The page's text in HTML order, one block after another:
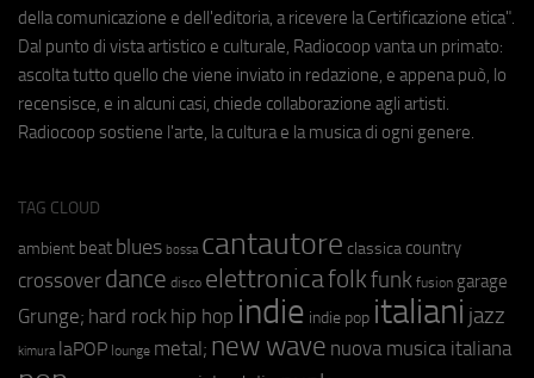
della comunicazione e dell'editoria, a ricevere la Certificazione etica".
Dal punto di vista artistico e culturale, Radiocoop vanta un primato:
ascolta tutto quello che viene inviato in redazione, e appena può, lo
recensisce, e in alcuni casi, chiede collaborazione agli artisti.
Radiocoop sostiene l'arte, la cultura e la musica di ogni genere.
TAG CLOUD
ambient beat blues bossa cantautore classica country
crossover dance disco elettronicafolkfunk fusion garage
Grunge; hard rock hip hop indie indie pop italiani jazz
kimura laPOP lounge metal; new wave nuova musica italiana